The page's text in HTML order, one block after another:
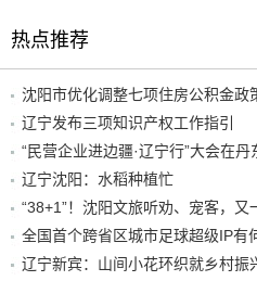
热点推荐
沈阳市优化调整七项住房公积金政
辽宁发布三项知识产权工作指引
“民营企业进边疆·辽宁行”大会在丹
辽宁沈阳：水稻种植忙
辽宁新宾：山间小花环织就乡村振